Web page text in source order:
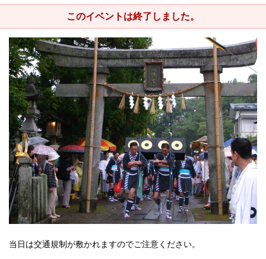
このイベントは終了しました。
当日は交通規制が敷かれますのでご注意ください。